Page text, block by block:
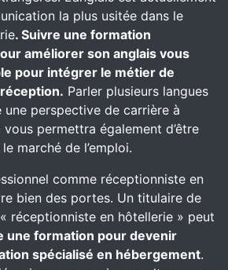
la plus usitée dans le
. Suivre une formation
améliorer son anglais vous
pour intégrer le métier de
Parler plusieurs langues
une perspective de carrière à
vous permettra également d’être
marché de l’emploi.
comme réceptionniste en
bien des portes. Un titulaire de
réceptionniste en hôtellerie » peut
une formation pour devenir
spécialisé en hébergement.